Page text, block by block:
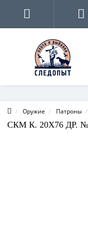
Оружие Патроны
СКМ К. 20Х76 ДР.